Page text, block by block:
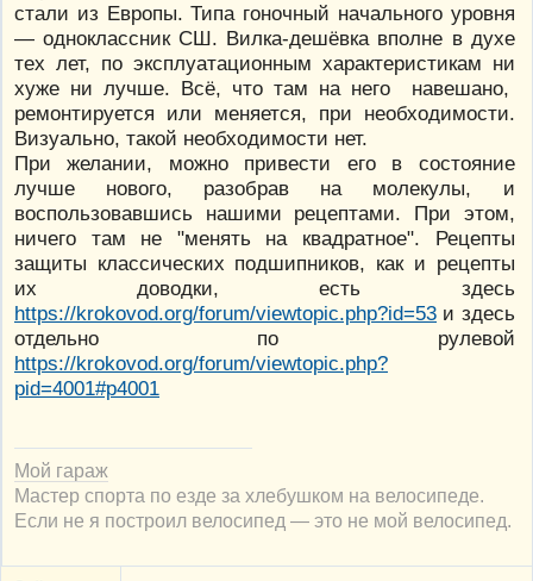
стали из Европы. Типа гоночный начального уровня
— одноклассник СШ. Вилка-дешёвка вполне в духе
тех лет, по эксплуатационным характеристикам ни
хуже ни лучше. Всё, что там на него навешано,
ремонтируется или меняется, при необходимости.
Визуально, такой необходимости нет.
При желании, можно привести его в состояние
лучше нового, разобрав на молекулы, и
воспользовавшись нашими рецептами. При этом,
ничего там не "менять на квадратное". Рецепты
защиты классических подшипников, как и рецепты
их доводки, есть здесь
https://krokovod.org/forum/viewtopic.php?id=53 и здесь
отдельно по рулевой
https://krokovod.org/forum/viewtopic.php?
pid=4001#p4001
Мой гараж
Мастер спорта по езде за хлебушком на велосипеде.
Если не я построил велосипед — это не мой велосипед.